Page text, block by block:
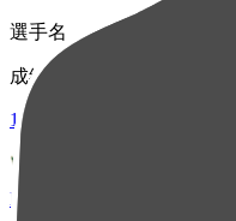
選手名
成績
1
MF 10